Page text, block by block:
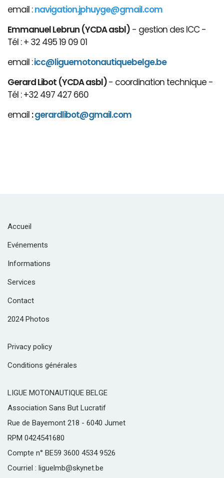
email :navigation.jphuyge@gmail.com
Emmanuel Lebrun (YCDA asbl) - gestion des ICC -
Tél : + 32 495 19 09 01
email :icc@liguemotonautiquebelge.be
Gerard Libot (YCDA asbl)- coordination technique -
Tél : +32 497 427 660
email :gerardlibot@gmail.com
Accueil
Evénements
Informations
Services
Contact
2024 Photos
Privacy policy
Conditions générales
LIGUE MOTONAUTIQUE BELGE
Association Sans But Lucratif
Rue de Bayemont 218 - 6040 Jumet
RPM 0424541680
Compte n° BE59 3600 4534 9526
Courriel : liguelmb@skynet.be